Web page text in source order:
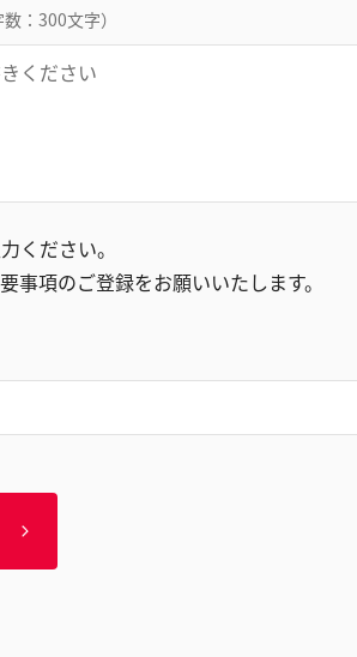
：300文字）
ください。
項のご登録をお願いいたします。